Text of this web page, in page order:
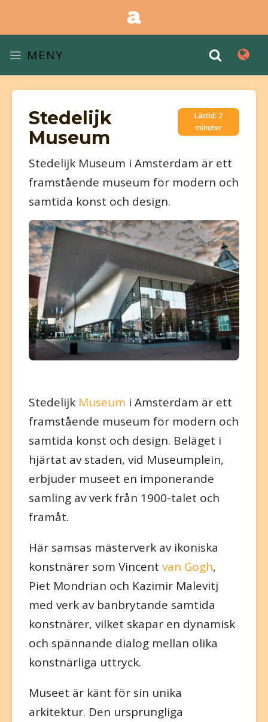
MENY
Stedelijk
Museum
Lästid: 2
minuter
Stedelijk Museum i Amsterdam är ett
framstående museum för modern och
samtida konst och design.
Stedelijk Museum i Amsterdam är ett
framstående museum för modern och
samtida konst och design. Beläget i
hjärtat av staden, vid Museumplein,
erbjuder museet en imponerande
samling av verk från 1900-talet och
framåt.
Här samsas mästerverk av ikoniska
konstnärer som Vincent van Gogh,
Piet Mondrian och Kazimir Malevitj
med verk av banbrytande samtida
konstnärer, vilket skapar en dynamisk
och spännande dialog mellan olika
konstnärliga uttryck.
Museet är känt för sin unika
arkitektur. Den ursprungliga